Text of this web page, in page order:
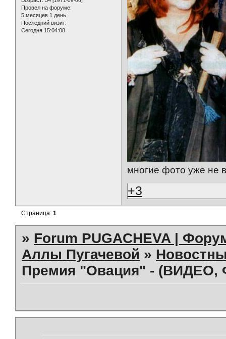
Провел на форуме:
5 месяцев 1 день
Последний визит:
Сегодня 15:04:08
многие фото уже не
+3
Страница:1
» Forum PUGACHEVA |
Аллы Пугачевой »
Премия "Овация" - (ВИДЕО,